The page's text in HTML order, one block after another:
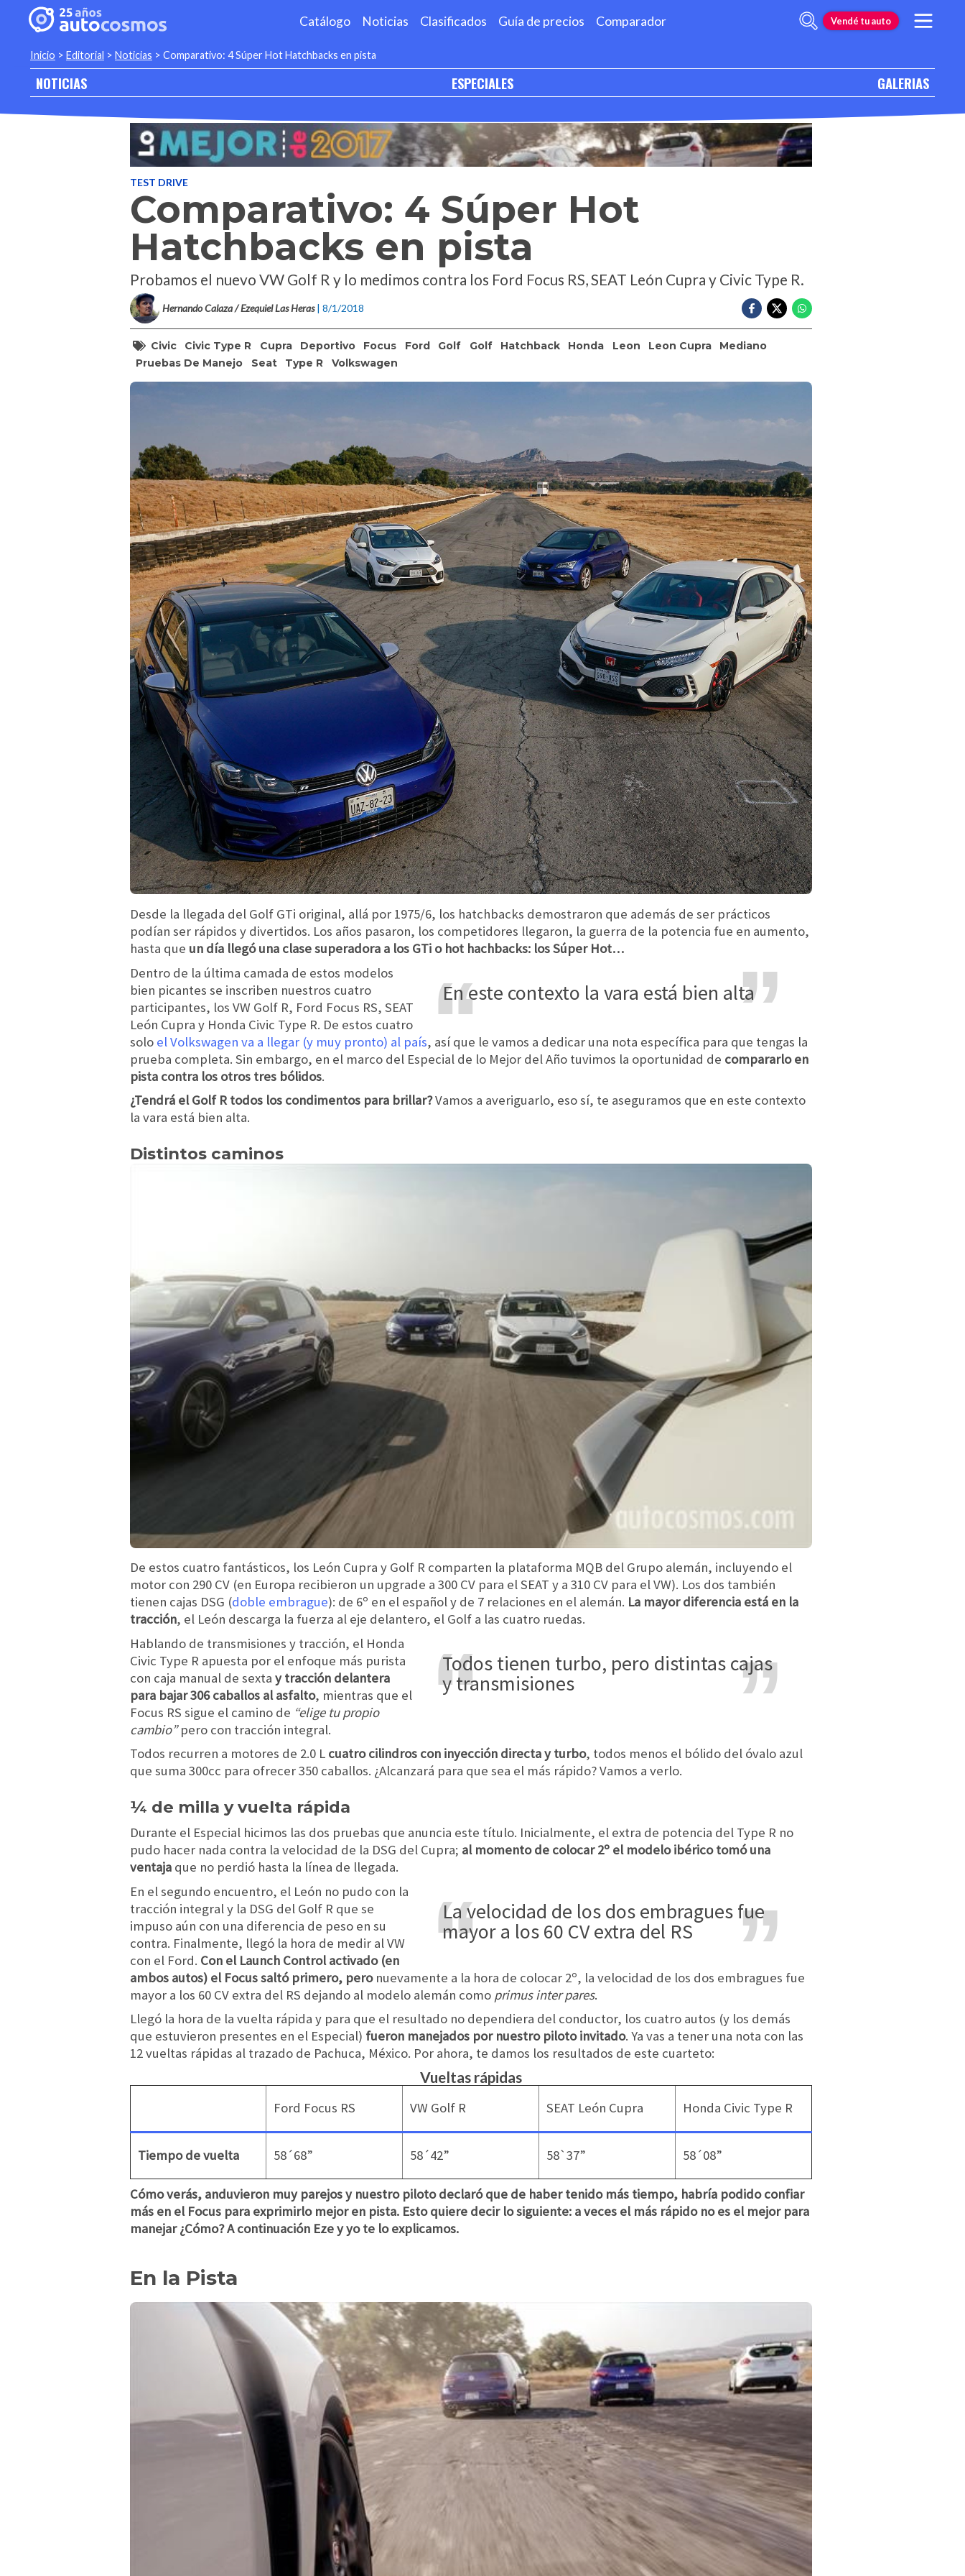
Catálogo Noticias Clasificados Guía de precios Comparador Vendé tu auto
Inicio > Editorial > Noticias > Comparativo: 4 Súper Hot Hatchbacks en pista
NOTICIAS ESPECIALES GALERIAS
TEST DRIVE
Comparativo: 4 Súper Hot
Hatchbacks en pista
Probamos el nuevo VW Golf R y lo medimos contra los Ford Focus RS, SEAT León Cupra y Civic Type R.
Hernando Calaza / Ezequiel Las Heras | 8/1/2018
Civic Civic Type R Cupra Deportivo Focus Ford Golf Golf Hatchback Honda Leon Leon Cupra
Mediano
Pruebas De Manejo
Seat Type R Volkswagen
Desde la llegada del Golf GTi original, allá por 1975/6, los hatchbacks demostraron que además de ser prácticos
podían ser rápidos y divertidos. Los años pasaron, los competidores llegaron, la guerra de la potencia fue en aumento,
hasta que un día llegó una clase superadora a los GTi o hot hachbacks: los Súper Hot…
en este contexto la vara está bien alta
Dentro de la última camada de estos modelos
bien picantes se inscriben nuestros cuatro
participantes, los VW Golf R, Ford Focus RS, SEAT
León Cupra y Honda Civic Type R. De estos cuatro
solo el Volkswagen va a llegar (y muy pronto) al país, así que le vamos a dedicar una nota específica para que tengas la
prueba completa. Sin embargo, en el marco del Especial de lo Mejor del Año tuvimos la oportunidad de compararlo en
pista contra los otros tres bólidos.
¿Tendrá el Golf R todos los condimentos para brillar?Vamos a averiguarlo, eso sí, te aseguramos que en este contexto
la vara está bien alta.
Distintos caminos
De estos cuatro fantásticos, los León Cupra y Golf R comparten la plataforma MQB del Grupo alemán, incluyendo el
motor con 290 CV (en Europa recibieron un upgrade a 300 CV para el SEAT y a 310 CV para el VW). Los dos también
tienen cajas DSG (doble embrague): de 6º en el español y de 7 relaciones en el alemán. La mayor diferencia está en la
tracción, el León descarga la fuerza al eje delantero, el Golf a las cuatro ruedas.
Todos tienen turbo, pero distintas cajas
y transmisiones
Hablando de transmisiones y tracción, el Honda
Civic Type R apuesta por el enfoque más purista
con caja manual de sexta y tracción delantera
para bajar 306 caballos al asfalto, mientras que el
Focus RS sigue el camino de “elige tu propio
cambio”pero con tracción integral.
Todos recurren a motores de 2.0 L cuatro cilindros con inyección directa y turbo, todos menos el bólido del óvalo azul
que suma 300cc para ofrecer 350 caballos. ¿Alcanzará para que sea el más rápido? Vamos a verlo.
¼ de milla y vuelta rápida
Durante el Especial hicimos las dos pruebas que anuncia este título. Inicialmente, el extra de potencia del Type R no
pudo hacer nada contra la velocidad de la DSG del Cupra; al momento de colocar 2º el modelo ibérico tomó una
ventaja que no perdió hasta la línea de llegada.
la velocidad de los dos embragues fue
mayor a los 60 CV extra del RS
En el segundo encuentro, el León no pudo con la
tracción integral y la DSG del Golf R que se
impuso aún con una diferencia de peso en su
contra. Finalmente, llegó la hora de medir al VW
con el Ford. Con el Launch Control activado (en
ambos autos) el Focus saltó primero, peronuevamente a la hora de colocar 2º, la velocidad de los dos embragues fue
mayor a los 60 CV extra del RS dejando al modelo alemán como primus inter pares.
Llegó la hora de la vuelta rápida y para que el resultado no dependiera del conductor, los cuatro autos (y los demás
que estuvieron presentes en el Especial) fueron manejados por nuestro piloto invitado. Ya vas a tener una nota con las
12 vueltas rápidas al trazado de Pachuca, México. Por ahora, te damos los resultados de este cuarteto:
Vueltas rápidas
Ford Focus RS VW Golf R SEAT León Cupra Honda Civic Type R
Tiempo de vuelta 58´68” 58´42” 58`37” 58´08”
Cómo verás, anduvieron muy parejos y nuestro piloto declaró que de haber tenido más tiempo, habría podido confiar
más en el Focus para exprimirlo mejor en pista. Esto quiere decir lo siguiente: a veces el más rápido no es el mejor para
manejar¿Cómo? A continuación Eze y yo te lo explicamos.
En la Pista